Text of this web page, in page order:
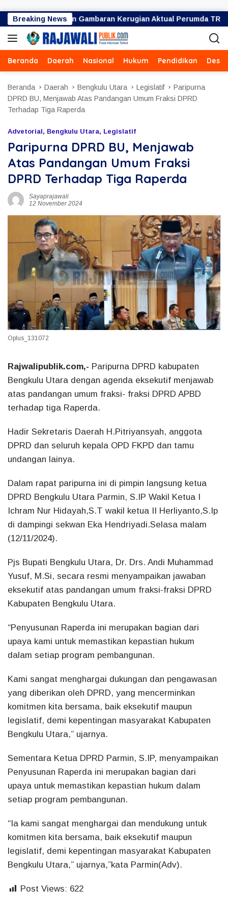
Breaking News
Bukan Gambaran Kerugian Aktual Perumda TRS
Beranda Daerah Nasional Hukum Pendidikan Desa
Beranda Daerah Bengkulu Utara Legislatif
Paripurna
DPRD BU, Menjawab Atas Pandangan Umum Fraksi DPRD
Terhadap Tiga Raperda
Advetorial, Bengkulu Utara, Legislatif
Paripurna DPRD BU, Menjawab
Atas Pandangan Umum Fraksi
DPRD Terhadap Tiga Raperda
Sayaprajawali
12 November 2024
Oplus_131072
Rajwalipublik.com,- Paripurna DPRD kabupaten
Bengkulu Utara dengan agenda eksekutif menjawab
atas pandangan umum fraksi- fraksi DPRD APBD
terhadap tiga Raperda.
Hadir Sekretaris Daerah H.Pitriyansyah, anggota
DPRD dan seluruh kepala OPD FKPD dan tamu
undangan lainya.
Dalam rapat paripurna ini di pimpin langsung ketua
DPRD Bengkulu Utara Parmin, S.IP Wakil Ketua I
Ichram Nur Hidayah,S.T wakil ketua II Herliyanto,S.Ip
di dampingi sekwan Eka Hendriyadi.Selasa malam
(12/11/2024).
Pjs Bupati Bengkulu Utara, Dr. Drs. Andi Muhammad
Yusuf, M.Si, secara resmi menyampaikan jawaban
eksekutif atas pandangan umum fraksi-fraksi DPRD
Kabupaten Bengkulu Utara.
“Penyusunan Raperda ini merupakan bagian dari
upaya kami untuk memastikan kepastian hukum
dalam setiap program pembangunan.
Kami sangat menghargai dukungan dan pengawasan
yang diberikan oleh DPRD, yang mencerminkan
komitmen kita bersama, baik eksekutif maupun
legislatif, demi kepentingan masyarakat Kabupaten
Bengkulu Utara,” ujarnya.
Sementara Ketua DPRD Parmin, S.IP, menyampaikan
Penyusunan Raperda ini merupakan bagian dari
upaya untuk memastikan kepastian hukum dalam
setiap program pembangunan.
“Ia kami sangat menghargai dan mendukung untuk
komitmen kita bersama, baik eksekutif maupun
legislatif, demi kepentingan masyarakat Kabupaten
Bengkulu Utara,” ujarnya,”kata Parmin(Adv).
Post Views: 622